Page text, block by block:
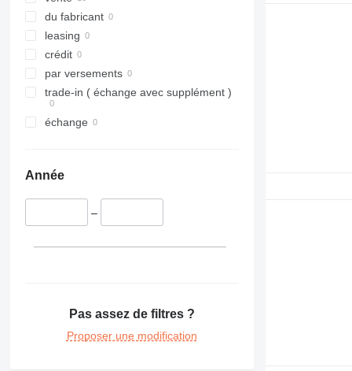
du fabricant
leasing
crédit
par versements
trade-in ( échange avec supplément )
échange
Année
–
Pas assez de filtres ?
Proposer une modification